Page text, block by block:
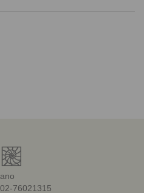
76021315